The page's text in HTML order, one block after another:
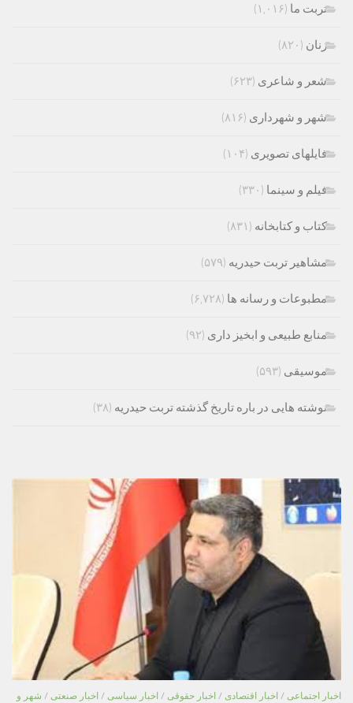
تربت ما (۱,۰۱۶)
زنان (۸۲۰)
شعر و شاعری (۶۲۳)
شهر و شهرداری (۸۱۶)
فایلهای تصویری (۱۰۴)
فیلم و سینما (۳۳۰)
کتاب و کتابخانه (۸۳۱)
مشاهیر تربت حیدریه (۵۷۹)
مطبوعات و رسانه ها (۶,۷۲۸)
منابع طبیعی و ابخیز داری (۹۲)
موسیقی (۵۹۳)
نوشته هایی در باره تاریخ گذشته تربت حیدریه (۳۸)
اخبار اجتماعی / اخبار اقتصادی / اخبار حقوقی / اخبار سیاسی / اخبار صنعتی / شهر و